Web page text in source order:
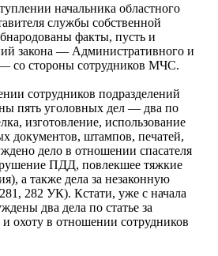
начальника областного
службы собственной
факты, пусть и
закона — Административного и
со стороны сотрудников МЧС.
сотрудников подразделений
пять уголовных дел — два по
изготовление, использование
документов, штампов, печатей,
дело в отношении спасателя
ПДД, повлекшее тяжкие
а также дела за незаконную
282 УК). Кстати, уже с начала
два дела по статье за
охоту в отношении сотрудников